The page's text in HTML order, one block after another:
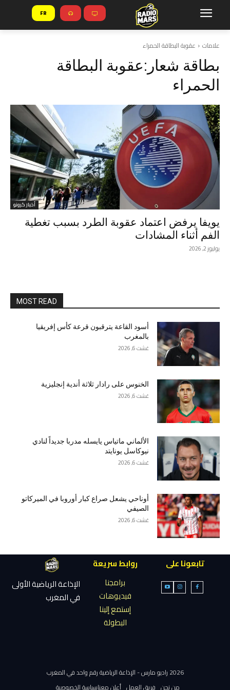
FR
علامات عقوبة البطاقة الحمراء
بطاقة شعار:عقوبة البطاقة
الحمراء
أخبار كرونو
يويفا يرفض اعتماد عقوبة الطرد بسبب تغطية
الفم أثناء المشادات
يوليوز 2, 2026
MOST READ
أسود القاعة يترقبون قرعة كأس إفريقيا
بالمغرب
غشت 6, 2026
الخنوس على رادار ثلاثة أندية إنجليزية
غشت 6, 2026
الألماني ماتياس يايسله مدربا جديداً لنادي
نيوكاسل يونايتد
غشت 6, 2026
أوناحي يشعل صراع كبار أوروبا في الميركاتو
الصيفي
غشت 6, 2026
تابعونا على
روابط سريعة
برامجنا
فيديوهات
إستمع إلينا
البطولة
الإذاعة الرياضية الأولى
في المغرب
2026 راديو مارس - الإذاعة الرياضية رقم واحد في المغرب
من نحن فريق العمل أعلن معناسياسة الخصوصية